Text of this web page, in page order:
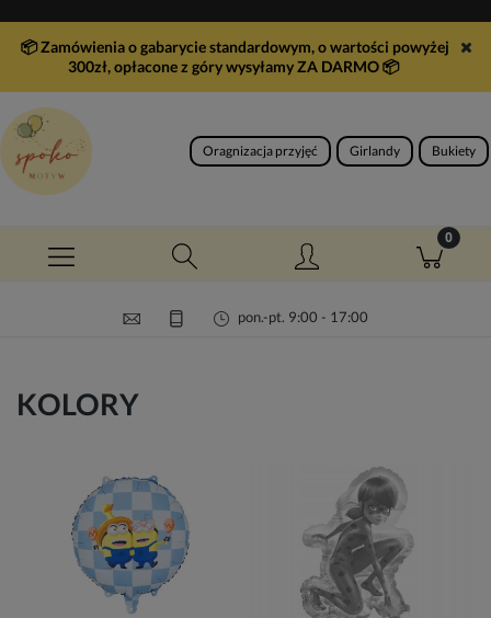
📦 Zamówienia o gabarycie standardowym, o wartości powyżej
300zł, opłacone z góry wysyłamy ZA DARMO📦
Oragnizacja przyjęć Girlandy Bukiety
pon.-pt. 9:00 - 17:00
KOLORY